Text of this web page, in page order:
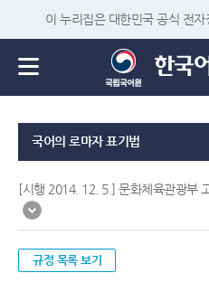
이 누리집은 대한민국 공식 전자
국어의 로마자 표기법
[시행 2014. 12. 5.] 문화체육관광부
규정 목록 보기